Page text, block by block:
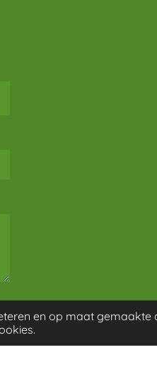
en op maat gemaakte